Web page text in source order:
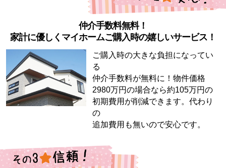
仲介手数料無料！
家計に優しくマイホームご購入時の嬉しいサービス！
ご購入時の大きな負担になってい
る
仲介手数料が無料に！物件価格
2980万円の場合なら約105万円の
初期費用が削減できます。代わり
の
追加費用も無いので安心です。